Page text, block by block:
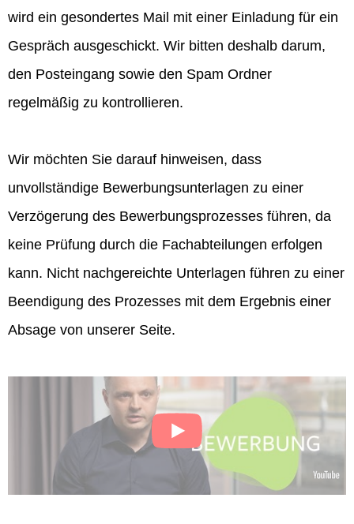
wird ein gesondertes Mail mit einer Einladung für ein
Gespräch ausgeschickt. Wir bitten deshalb darum,
den Posteingang sowie den Spam Ordner
regelmäßig zu kontrollieren.
Wir möchten Sie darauf hinweisen, dass
unvollständige Bewerbungsunterlagen zu einer
Verzögerung des Bewerbungsprozesses führen, da
keine Prüfung durch die Fachabteilungen erfolgen
kann. Nicht nachgereichte Unterlagen führen zu einer
Beendigung des Prozesses mit dem Ergebnis einer
Absage von unserer Seite.